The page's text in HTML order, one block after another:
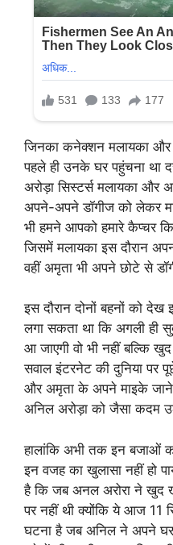
जिनका कनेक्शन मलायका और
पहले ही उनके घर पहुंचना था
अरोड़ा सिस्टर्स मलायका और
अपने-अपने डॉगीज को लेकर
भी हमने आपको हमारे कैप्चर
जिसमें मलायका इस दौरान
वहीं अमृता भी अपने छोटे से
इस दौरान दोनों बहनों को देख
लगा सकता था कि अगली ही
आ जाएगी वो भी नहीं बल्कि
सवाल इंटरनेट की दुनिया पर
और अमृता के अपने माइके जाने
अनिल अरोड़ा को जैसा कदम
हालांकि अभी तक इन बजाओं
इन वजह का खुलासा नहीं हो
है कि जब अनल अरोरा ने खुद
पर नहीं थी क्योंकि ये आज 11
घटना है जब अनिल ने अपने